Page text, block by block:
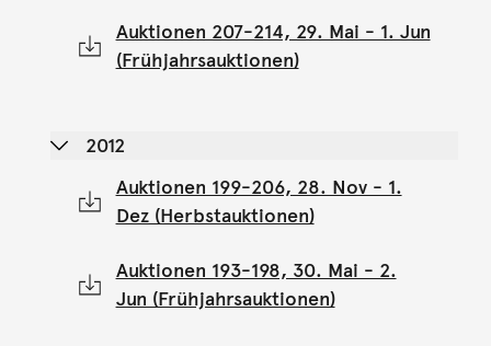
Auktionen 207-214, 29. Mai - 1. Jun
(Frühjahrsauktionen)
2012
Auktionen 199-206, 28. Nov - 1.
Dez (Herbstauktionen)
Auktionen 193-198, 30. Mai - 2.
Jun (Frühjahrsauktionen)